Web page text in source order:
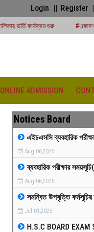
Login Register
#একাদশ শ্রেণির বার্ষিক পরীক্ষার
ONLINE ADMISSION
ক্রীড়া প্রতিযোগিতা -২০২৫
Notices Board
এইচএসসি ব্যবহারিক
Aug 06,2026
ব্যবহারিক পরীক্ষার
Aug 06,2026
সমন্বিত উপবৃত্তি কর্মসূচির
Jul 01,2026
H.S.C BOARD EXAM